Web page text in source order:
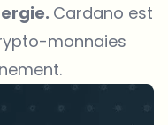
Cardano est
monnaies